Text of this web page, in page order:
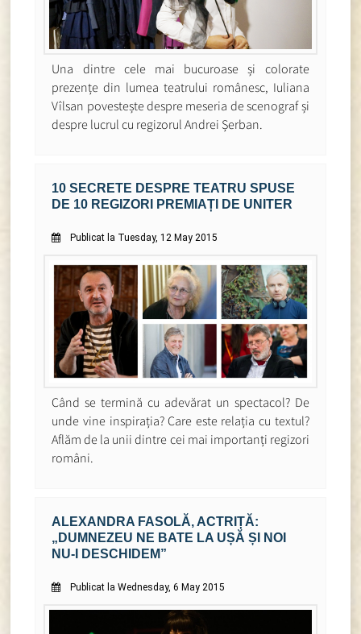
Una dintre cele mai bucuroase și colorate
prezențe din lumea teatrului românesc, Iuliana
Vîlsan povestește despre meseria de scenograf și
despre lucrul cu regizorul Andrei Șerban.
10 SECRETE DESPRE TEATRU SPUSE
DE 10 REGIZORI PREMIAȚI DE UNITER
Publicat la Tuesday, 12 May 2015
Când se termină cu adevărat un spectacol? De
unde vine inspirația? Care este relația cu textul?
Aflăm de la unii dintre cei mai importanți regizori
români.
ALEXANDRA FASOLĂ, ACTRIȚĂ:
„DUMNEZEU NE BATE LA UȘĂ ȘI NOI
NU-I DESCHIDEM”
Publicat la Wednesday, 6 May 2015